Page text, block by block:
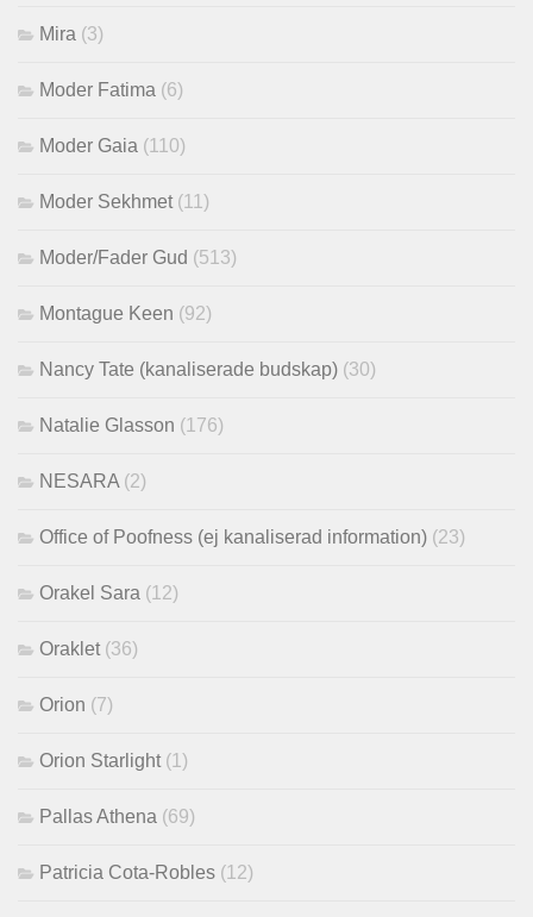
Mira (3)
Moder Fatima (6)
Moder Gaia (110)
Moder Sekhmet (11)
Moder/Fader Gud (513)
Montague Keen (92)
Nancy Tate (kanaliserade budskap) (30)
Natalie Glasson (176)
NESARA (2)
Office of Poofness (ej kanaliserad information) (23)
Orakel Sara (12)
Oraklet (36)
Orion (7)
Orion Starlight (1)
Pallas Athena (69)
Patricia Cota-Robles (12)